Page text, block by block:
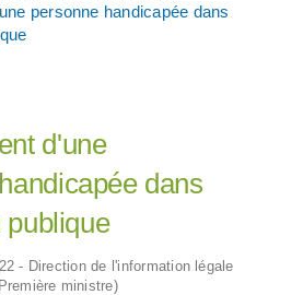
personne handicapée dans
d'une
dans
publique
- Direction de l'information légale
ministre)